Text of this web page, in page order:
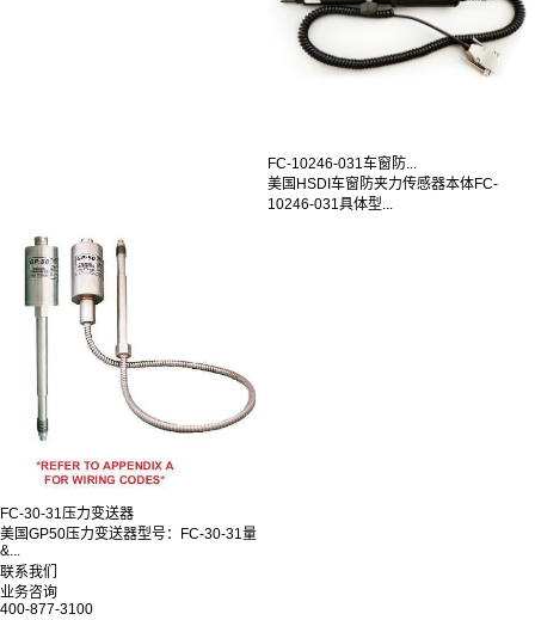
FC-10246-031车窗防...
美国HSDI车窗防夹力传感器本体FC-
10246-031具体型...
FC-30-31压力变送器
美国GP50压力变送器型号：FC-30-31量
&...
联系我们
业务咨询
400-877-3100